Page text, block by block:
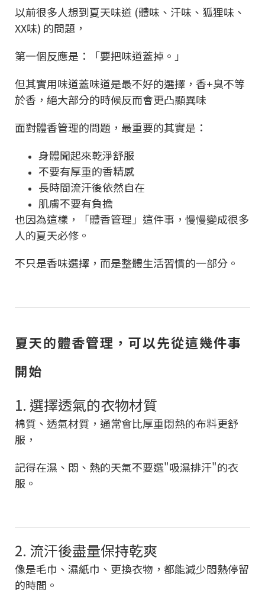
以前很多人想到夏天味道 (體味、汗味、狐狸味、
XX味) 的問題，
第一個反應是：「要把味道蓋掉。」
但其實用味道蓋味道是最不好的選擇，香+臭不等
於香，絕大部分的時候反而會更凸顯異味
面對體香管理的問題，最重要的其實是：
身體聞起來乾淨舒服
不要有厚重的香精感
長時間流汗後依然自在
肌膚不要有負擔
也因為這樣，「體香管理」這件事，慢慢變成很多
人的夏天必修。
不只是香味選擇，而是整體生活習慣的一部分。
夏天的體香管理，可以先從這幾件事
開始
1. 選擇透氣的衣物材質
棉質、透氣材質，通常會比厚重悶熱的布料更舒
服，
記得在濕、悶、熱的天氣不要選"吸濕排汗"的衣
服。
2. 流汗後盡量保持乾爽
像是毛巾、濕紙巾、更換衣物，都能減少悶熱停留
的時間。